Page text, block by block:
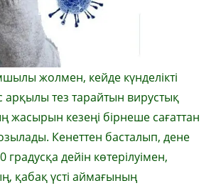
жолмен, кейде күнделікті
тез тарайтын вирустық
жасырын кезеңі бірнеше сағаттан
Кенеттен басталып, дене
дейін көтерілуімен,
қабақ үсті аймағының